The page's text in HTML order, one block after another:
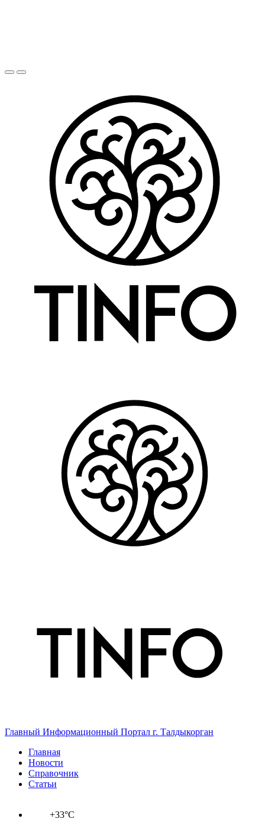
Главный Информационный Портал г. Талдыкорган
Главная
Новости
Справочник
Статьи
+33°C